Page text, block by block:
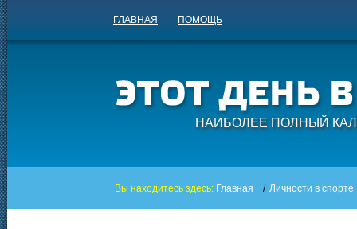
ГЛАВНАЯ ПОМОЩЬ
НАИБОЛЕЕ ПОЛНЫЙ
Вы находитесь здесь: Главная / Личности в спорте